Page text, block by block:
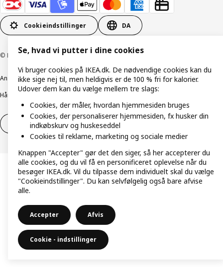
Cookieindstillinger DA
© Inter IKEA Systems B.V. 1999-2026
Ansvarlig rapportering CookiepolitikDigital tilgængelighed
Håndtering af persondata
Salgs- og leveringsbetingelser
Fortryd dit køb Fortryd dit køb af service
Se, hvad vi putter i dine cookies
Vi bruger cookies på IKEA.dk. De nødvendige cookies kan du
ikke sige nej til, men heldigvis er de 100 % fri for kalorier.
Udover dem kan du vælge mellem tre slags:
Cookies, der måler, hvordan hjemmesiden bruges
Cookies, der personaliserer hjemmesiden, fx husker din
indkøbskurv og huskeseddel
Cookies til reklame, marketing og sociale medier
Knappen "Accepter" gør det den siger, så her accepterer du
alle cookies, og du vil få en personificeret oplevelse når du
besøger IKEA.dk. Vil du tilpasse dem individuelt skal du vælge
"Cookieindstillinger". Du kan selvfølgelig også bare afvise
alle.
Accepter Afvis
Cookie - indstillinger